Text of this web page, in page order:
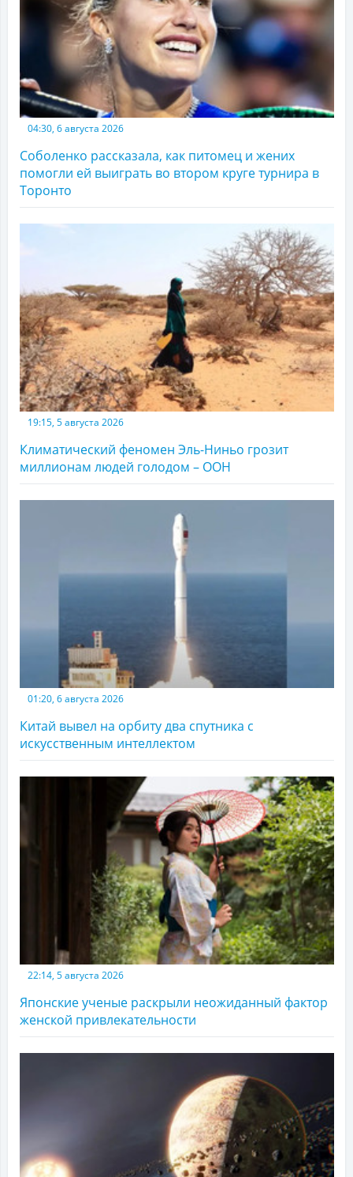
04:30, 6 августа 2026
Соболенко рассказала, как питомец и жених
помогли ей выиграть во втором круге турнира в
Торонто
19:15, 5 августа 2026
Климатический феномен Эль-Ниньо грозит
миллионам людей голодом – ООН
01:20, 6 августа 2026
Китай вывел на орбиту два спутника с
искусственным интеллектом
22:14, 5 августа 2026
Японские ученые раскрыли неожиданный фактор
женской привлекательности